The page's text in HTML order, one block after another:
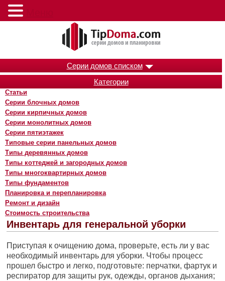
Серии домов списком
Категории
Статьи
Серии блочных домов
Серии кирпичных домов
Серии монолитных домов
Серии пятиэтажек
Типовые серии панельных домов
Типы деревянных домов
Типы коттеджей и загородных домов
Типы многоквартирных домов
Типы фундаментов
Планировка и перепланировка
Ремонт и дизайн
Стоимость строительства
Инвентарь для генеральной уборки
Приступая к очищению дома, проверьте, есть ли у вас
необходимый инвентарь для уборки. Чтобы процесс
прошел быстро и легко, подготовьте: перчатки, фартук и
респиратор для защиты рук, одежды, органов дыхания;